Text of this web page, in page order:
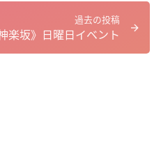
過去の投稿
楽坂》日曜日イベント